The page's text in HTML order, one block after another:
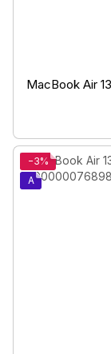
MacBook Air
−3%
A